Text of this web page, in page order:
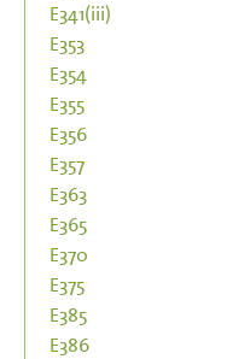
E341(iii)
E353
E354
E355
E356
E357
E363
E365
E370
E375
E385
E386